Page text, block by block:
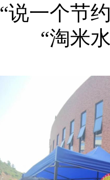
“说一个节
“淘米